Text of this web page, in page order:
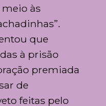
às
que
à prisão
premiada
de
feitas pelo